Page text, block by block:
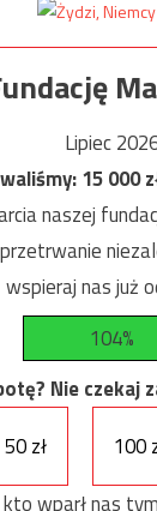
Lipiec
15 000
naszej
wspieraj nas już
104%
Nie czekaj
50 zł 100
wparł nas